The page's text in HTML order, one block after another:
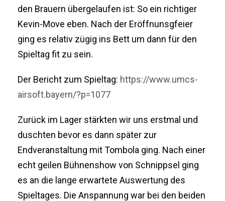
den Brauern übergelaufen ist: So ein richtiger
Kevin-Move eben. Nach der Eröffnunsgfeier
ging es relativ zügig ins Bett um dann für den
Spieltag fit zu sein.
Der Bericht zum Spieltag: https://www.umcs-
airsoft.bayern/?p=1077
Zurück im Lager stärkten wir uns erstmal und
duschten bevor es dann später zur
Endveranstaltung mit Tombola ging. Nach einer
echt geilen Bühnenshow von Schnippsel ging
es an die lange erwartete Auswertung des
Spieltages. Die Anspannung war bei den beiden